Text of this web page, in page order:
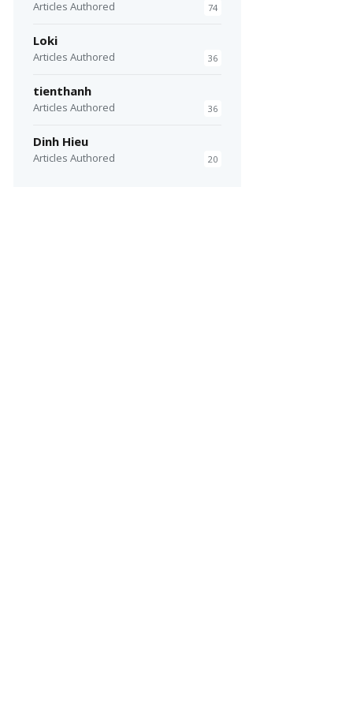
Articles Authored 74
Loki
Articles Authored 36
tienthanh
Articles Authored 36
Dinh Hieu
Articles Authored 20